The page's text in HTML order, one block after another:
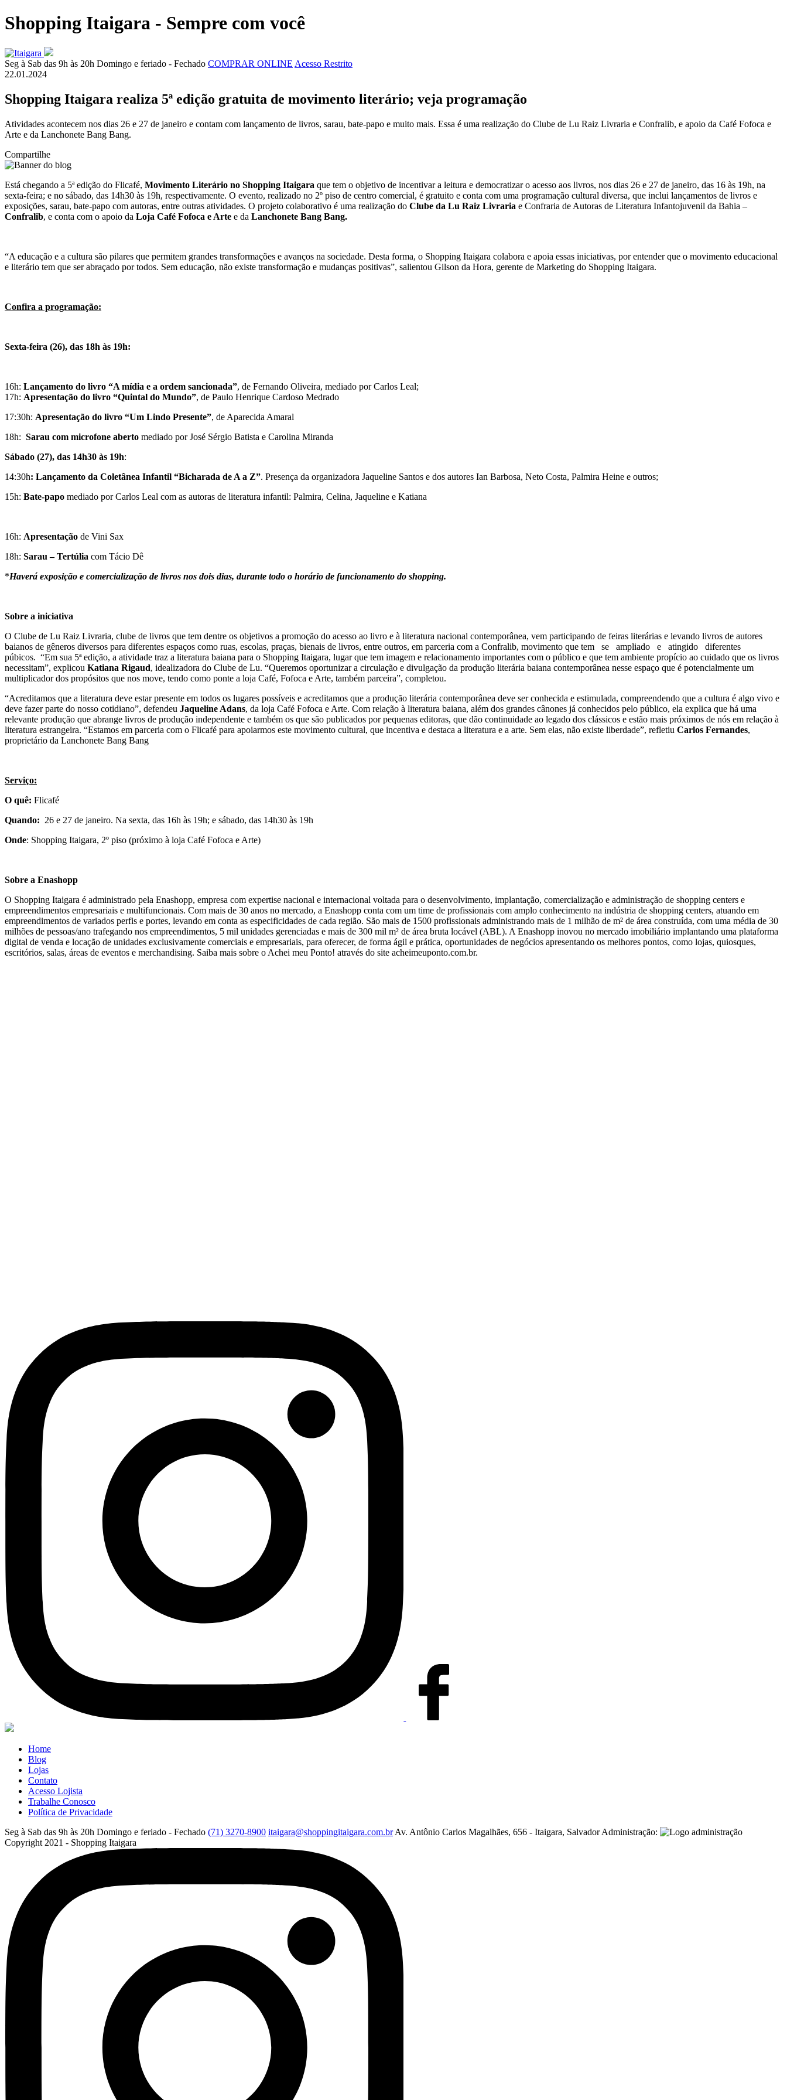
Shopping Itaigara - Sempre com você
Seg à Sab das 9h às 20h Domingo e feriado - Fechado COMPRAR ONLINE Acesso Restrito
22.01.2024
Shopping Itaigara realiza 5ª edição gratuita de movimento literário; veja programação
Atividades acontecem nos dias 26 e 27 de janeiro e contam com lançamento de livros, sarau, bate-papo e muito mais. Essa é uma realização do Clube de Lu Raiz Livraria e Confralib, e apoio da Café Fofoca e
Arte e da Lanchonete Bang Bang.
Compartilhe
Está chegando a 5ª edição do Flicafé, Movimento Literário no Shopping Itaigara que tem o objetivo de incentivar a leitura e democratizar o acesso aos livros, nos dias 26 e 27 de janeiro, das 16 às 19h, na
sexta-feira; e no sábado, das 14h30 às 19h, respectivamente. O evento, realizado no 2º piso de centro comercial, é gratuito e conta com uma programação cultural diversa, que inclui lançamentos de livros e
exposições, sarau, bate-papo com autoras, entre outras atividades. O projeto colaborativo é uma realização do Clube da Lu Raiz Livraria e Confraria de Autoras de Literatura Infantojuvenil da Bahia –
Confralib, e conta com o apoio da Loja Café Fofoca e Arte e da Lanchonete Bang Bang.
“A educação e a cultura são pilares que permitem grandes transformações e avanços na sociedade. Desta forma, o Shopping Itaigara colabora e apoia essas iniciativas, por entender que o movimento educacional
e literário tem que ser abraçado por todos. Sem educação, não existe transformação e mudanças positivas”, salientou Gilson da Hora, gerente de Marketing do Shopping Itaigara.
Confira a programação:
Sexta-feira (26), das 18h às 19h:
16h: Lançamento do livro “A mídia e a ordem sancionada”, de Fernando Oliveira, mediado por Carlos Leal;
17h: Apresentação do livro “Quintal do Mundo”, de Paulo Henrique Cardoso Medrado
17:30h: Apresentação do livro “Um Lindo Presente”, de Aparecida Amaral
18h: Sarau com microfone aberto mediado por José Sérgio Batista e Carolina Miranda
Sábado (27), das 14h30 às 19h:
14:30h: Lançamento da Coletânea Infantil “Bicharada de A a Z”. Presença da organizadora Jaqueline Santos e dos autores Ian Barbosa, Neto Costa, Palmira Heine e outros;
15h: Bate-papo mediado por Carlos Leal com as autoras de literatura infantil: Palmira, Celina, Jaqueline e Katiana
16h: Apresentação de Vini Sax
18h: Sarau – Tertúlia com Tácio Dê
*Haverá exposição e comercialização de livros nos dois dias, durante todo o horário de funcionamento do shopping.
Sobre a iniciativa
O Clube de Lu Raiz Livraria, clube de livros que tem dentre os objetivos a promoção do acesso ao livro e à literatura nacional contemporânea, vem participando de feiras literárias e levando livros de autores
baianos de gêneros diversos para diferentes espaços como ruas, escolas, praças, bienais de livros, entre outros, em parceria com a Confralib, movimento que tem se ampliado e atingido diferentes
púbicos. “Em sua 5ª edição, a atividade traz a literatura baiana para o Shopping Itaigara, lugar que tem imagem e relacionamento importantes com o público e que tem ambiente propício ao cuidado que os livros
necessitam”, explicou Katiana Rigaud, idealizadora do Clube de Lu. “Queremos oportunizar a circulação e divulgação da produção literária baiana contemporânea nesse espaço que é potencialmente um
multiplicador dos propósitos que nos move, tendo como ponte a loja Café, Fofoca e Arte, também parceira”, completou.
“Acreditamos que a literatura deve estar presente em todos os lugares possíveis e acreditamos que a produção literária contemporânea deve ser conhecida e estimulada, compreendendo que a cultura é algo vivo e
deve fazer parte do nosso cotidiano”, defendeu Jaqueline Adans, da loja Café Fofoca e Arte. Com relação à literatura baiana, além dos grandes cânones já conhecidos pelo público, ela explica que há uma
relevante produção que abrange livros de produção independente e também os que são publicados por pequenas editoras, que dão continuidade ao legado dos clássicos e estão mais próximos de nós em relação à
literatura estrangeira. “Estamos em parceria com o Flicafé para apoiarmos este movimento cultural, que incentiva e destaca a literatura e a arte. Sem elas, não existe liberdade”, refletiu Carlos Fernandes,
proprietário da Lanchonete Bang Bang
Serviço:
O quê: Flicafé
Quando: 26 e 27 de janeiro. Na sexta, das 16h às 19h; e sábado, das 14h30 às 19h
Onde: Shopping Itaigara, 2º piso (próximo à loja Café Fofoca e Arte)
Sobre a Enashopp
O Shopping Itaigara é administrado pela Enashopp, empresa com expertise nacional e internacional voltada para o desenvolvimento, implantação, comercialização e administração de shopping centers e
empreendimentos empresariais e multifuncionais. Com mais de 30 anos no mercado, a Enashopp conta com um time de profissionais com amplo conhecimento na indústria de shopping centers, atuando em
empreendimentos de variados perfis e portes, levando em conta as especificidades de cada região. São mais de 1500 profissionais administrando mais de 1 milhão de m² de área construída, com uma média de 30
milhões de pessoas/ano trafegando nos empreendimentos, 5 mil unidades gerenciadas e mais de 300 mil m² de área bruta locável (ABL). A Enashopp inovou no mercado imobiliário implantando uma plataforma
digital de venda e locação de unidades exclusivamente comerciais e empresariais, para oferecer, de forma ágil e prática, oportunidades de negócios apresentando os melhores pontos, como lojas, quiosques,
escritórios, salas, áreas de eventos e merchandising. Saiba mais sobre o Achei meu Ponto! através do site acheimeuponto.com.br.
Home
Blog
Lojas
Contato
Acesso Lojista
Trabalhe Conosco
Política de Privacidade
Seg à Sab das 9h às 20h Domingo e feriado - Fechado (71) 3270-8900 itaigara@shoppingitaigara.com.br Av. Antônio Carlos Magalhães, 656 - Itaigara, Salvador Administração:
Copyright 2021 - Shopping Itaigara